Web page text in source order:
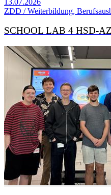
ZDD / Weiterbildung,
SCHOOL LAB 4 HSD-